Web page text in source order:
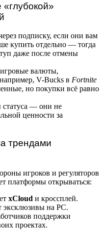
подписку, если они вам
купить отдельно — тогда
даже после отмены
валюты,
V-Bucks в Fortnite
но покупки всё равно
статуса — они не
ценности за
трендами
игроков и регуляторов
платформы открываться:
xCloud и кроссплей.
эксклюзивы на PC.
поддержки
проектах.